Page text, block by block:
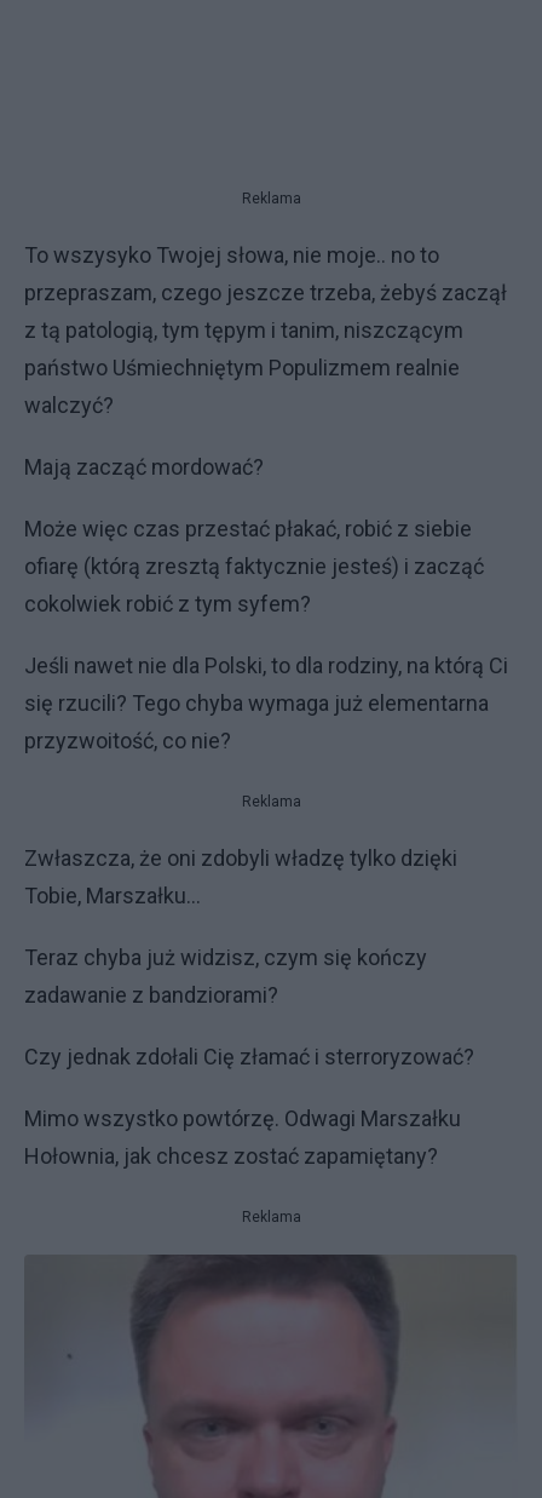
Reklama
To wszysyko Twojej słowa, nie moje.. no to
przepraszam, czego jeszcze trzeba, żebyś zaczął
z tą patologią, tym tępym i tanim, niszczącym
państwo Uśmiechniętym Populizmem realnie
walczyć?
Mają zacząć mordować?
Może więc czas przestać płakać, robić z siebie
ofiarę (którą zresztą faktycznie jesteś) i zacząć
cokolwiek robić z tym syfem?
Jeśli nawet nie dla Polski, to dla rodziny, na którą Ci
się rzucili? Tego chyba wymaga już elementarna
przyzwoitość, co nie?
Reklama
Zwłaszcza, że oni zdobyli władzę tylko dzięki
Tobie, Marszałku...
Teraz chyba już widzisz, czym się kończy
zadawanie z bandziorami?
Czy jednak zdołali Cię złamać i sterroryzować?
Mimo wszystko powtórzę. Odwagi Marszałku
Hołownia, jak chcesz zostać zapamiętany?
Reklama